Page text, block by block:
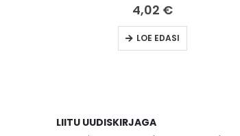
4,02 €
LOE EDASI
LIITU UUDISKIRJAGA